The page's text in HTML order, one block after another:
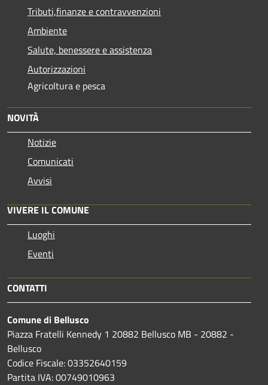
Tributi,finanze e contravvenzioni
Ambiente
Salute, benessere e assistenza
Autorizzazioni
Agricoltura e pesca
NOVITÀ
Notizie
Comunicati
Avvisi
VIVERE IL COMUNE
Luoghi
Eventi
CONTATTI
Comune di Bellusco
Piazza Fratelli Kennedy 1 20882 Bellusco MB - 20882 -
Bellusco
Codice Fiscale: 03352640159
Partita IVA: 00749010963